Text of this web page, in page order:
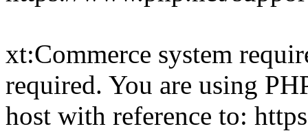
xt:Commerce system
required. You are using
host with reference to: